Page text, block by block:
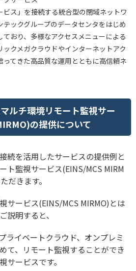
ビス」を接続する統合型の閉域ネットワ
ックグループのデータセンタをはじめ
おり、多様なアクセスメニューによる
クメガクラウドやインターネットアク
てきた高品質な運用とともに高信頼ネ
ルチ環境リモート監視サー
の提供について
続を活用したサービスの提供例と
ト監視サービス(EINS/MCS MIRM
だきます。
サービス(EINS/MCS MIRMO)とは
説明すると、
ライベートクラウド、オンプレミ
て、リモート監視することができ
サービスです。